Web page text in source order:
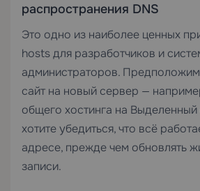
распространения DNS
Это одно из наиболее ценных
hosts для разработчиков и
администраторов.
сайт на новый сервер —
общего хостинга на Выделенный
хотите убедиться, что всё
адресе, прежде чем обновлять
записи.